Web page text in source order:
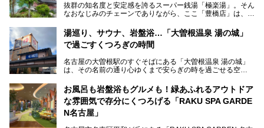
抜群の知名度と安定感を誇るスーパー銭湯「極楽湯」。そん
なおなじみのチェーンでありながら、ここ「豊橋店」は、お
湯巡り、サウナ、岩盤浴…「大曽根温泉 湯の城」
で過ごすくつろぎの時間
名古屋の大曽根駅のすぐそばにある「大曽根温泉 湯の城」
は、その名前の通り心ゆくまで安らぎの時を過ごせる空
お風呂も岩盤浴もグルメも！緑あふれるアウトドア
な雰囲気で存分にくつろげる「RAKU SPA GARDE
N名古屋」